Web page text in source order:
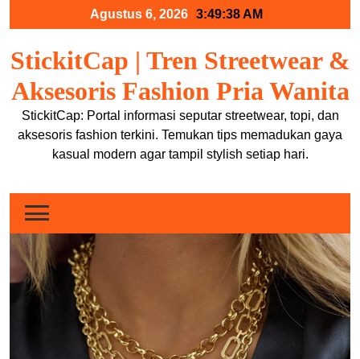
Agustus 6, 2026 3:49:38 AM
StickitCap | Tren Streetwear &
Aksesoris Fashion Pria Wanita
StickitCap: Portal informasi seputar streetwear, topi, dan
aksesoris fashion terkini. Temukan tips memadukan gaya
kasual modern agar tampil stylish setiap hari.